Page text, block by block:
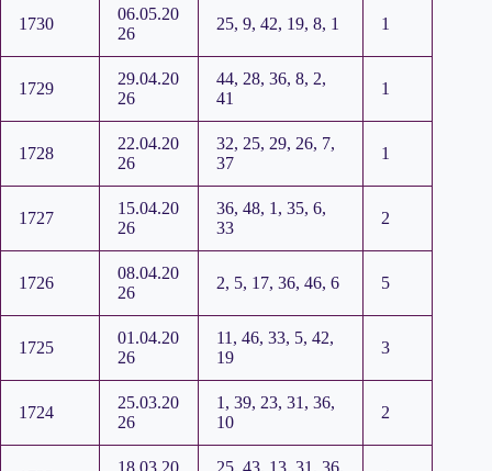
1730
06.05.20
26
25, 9, 42, 19, 8, 1 1
1729
29.04.20
26
44, 28, 36, 8, 2,
41
1
1728
22.04.20
26
32, 25, 29, 26, 7,
37
1
1727
15.04.20
26
36, 48, 1, 35, 6,
33
2
1726
08.04.20
26
2, 5, 17, 36, 46, 6 5
1725
01.04.20
26
11, 46, 33, 5, 42,
19
3
1724
25.03.20
26
1, 39, 23, 31, 36,
10
2
18.03.20
25, 43, 13, 31, 36,